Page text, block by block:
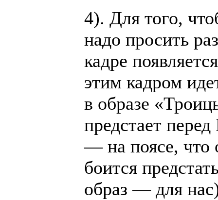
4). Для того,
надо просить
кадре
этим кадром
в образе
предстает
— на поясе, что
боится
образ — для